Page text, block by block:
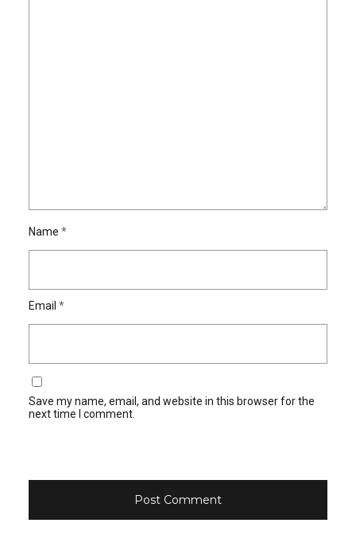
Name *
Email *
Save my name, email, and website in this browser for the
next time I comment.